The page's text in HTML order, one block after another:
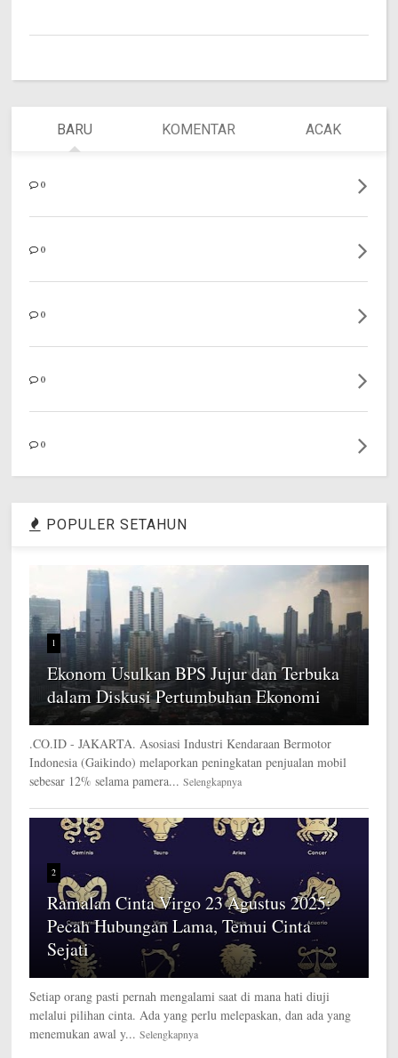
BARU KOMENTAR ACAK
0
0
0
0
0
POPULER SETAHUN
1
Ekonom Usulkan BPS Jujur dan Terbuka
dalam Diskusi Pertumbuhan Ekonomi
.CO.ID - JAKARTA. Asosiasi Industri Kendaraan Bermotor
Indonesia (Gaikindo) melaporkan peningkatan penjualan mobil
sebesar 12% selama pamera... Selengkapnya
2
Ramalan Cinta Virgo 23 Agustus 2025:
Pecah Hubungan Lama, Temui Cinta
Sejati
Setiap orang pasti pernah mengalami saat di mana hati diuji
melalui pilihan cinta. Ada yang perlu melepaskan, dan ada yang
menemukan awal y... Selengkapnya